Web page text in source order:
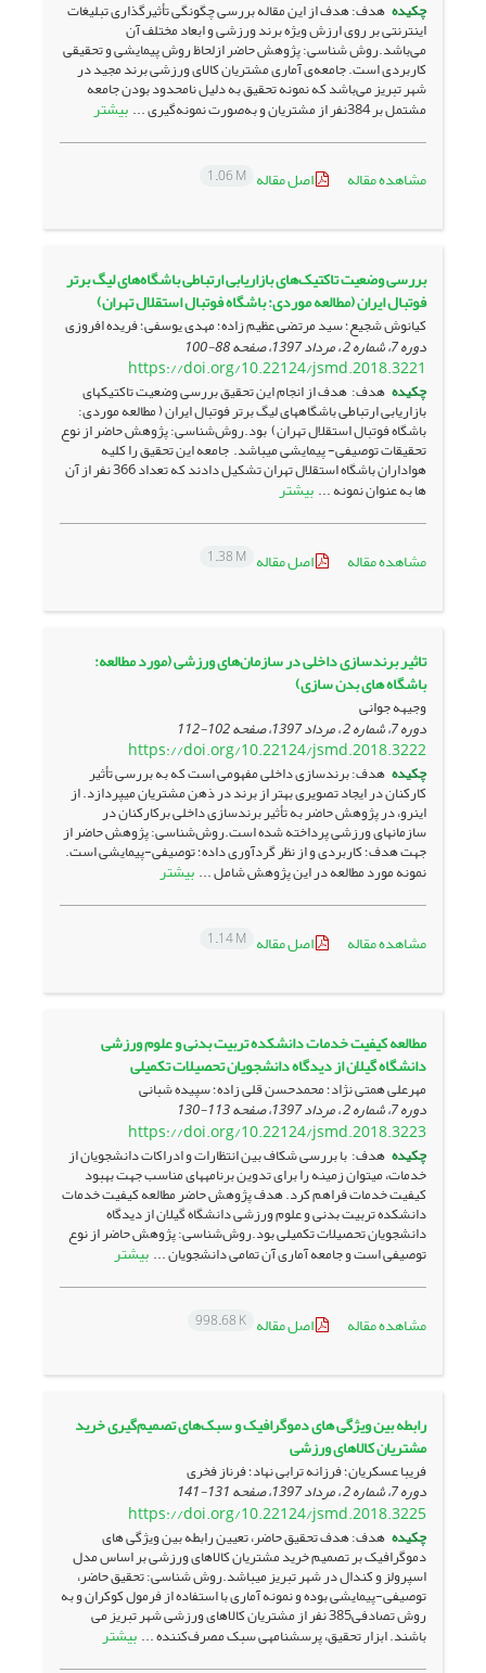
چکیده هدف: هدف از این مقاله بررسی چگونگی تأثیرگذاری تبلیغات
اینترنتی بر روی ارزش ویژه برند ورزشی و ابعاد مختلف آن
می‌باشد.روش شناسی: پژوهش حاضر ازلحاظ روش پیمایشی و تحقیقی
کاربردی است. جامعه‌ی آماری مشتریان کالای ورزشی برند مجید در
شهر تبریز می‌باشد که نمونه تحقیق به دلیل نامحدود بودن جامعه
مشتمل بر 384نفر از مشتریان و به‌صورت نمونه‌گیری ... بیشتر
مشاهده مقاله اصل مقاله 1.06 M
بررسی وضعیت تاکتیک‌های بازاریابی ارتباطی باشگاه‌های لیگ برتر
فوتبال ایران (مطالعه موردی: باشگاه فوتبال استقلال تهران)
کیانوش شجیع؛ سید مرتضی عظیم زاده؛ مهدی یوسفی؛ فریده افروزی
دوره 7، شماره 2 ، مرداد 1397، صفحه 88-100
https://doi.org/10.22124/jsmd.2018.3221
چکیده هدف: هدف از انجام این تحقیق بررسی وضعیت تاکتیک­های
بازاریابی ارتباطی باشگاه­های لیگ برتر فوتبال ایران ( مطالعه موردی:
باشگاه فوتبال استقلال تهران) بود.روش‌شناسی: پژوهش حاضر از نوع
تحقیقات توصیفی- پیمایشی می­باشد. جامعه این تحقیق را کلیه
هواداران باشگاه استقلال تهران تشکیل دادند که تعداد 366 نفر از آن
ها به عنوان نمونه ... بیشتر
مشاهده مقاله اصل مقاله 1.38 M
تاثیر برندسازی داخلی در سازمان‌های ورزشی (مورد مطالعه:
باشگاه های بدن سازی)
وجیهه جوانی
دوره 7، شماره 2 ، مرداد 1397، صفحه 102-112
https://doi.org/10.22124/jsmd.2018.3222
چکیده هدف: برندسازی داخلی مفهومی است که به بررسی تأثیر
کارکنان در ایجاد تصویری بهتر از برند در ذهن مشتریان می­پردازد. از
این­رو، در پژوهش حاضر به تأثیر برندسازی داخلی برکارکنان در
سازمان­های ورزشی پرداخته شده است.روش‌شناسی: پژوهش حاضر از
جهت هدف؛ کاربردی و از نظر گردآوری داده؛ توصیفی-پیمایشی است.
نمونه مورد مطالعه در این پژوهش شامل ... بیشتر
مشاهده مقاله اصل مقاله 1.14 M
مطالعه کیفیت خدمات دانشکده تربیت بدنی و علوم ورزشی
دانشگاه گیلان از دیدگاه دانشجویان تحصیلات تکمیلی
مهرعلی همتی نژاد؛ محمدحسن قلی زاده؛ سپیده شبانی
دوره 7، شماره 2 ، مرداد 1397، صفحه 113-130
https://doi.org/10.22124/jsmd.2018.3223
چکیده هدف: با بررسی شکاف بین انتظارات و ادراکات دانشجویان از
خدمات، می­توان زمینه را برای تدوین برنامه­های مناسب جهت بهبود
کیفیت خدمات فراهم کرد. هدف پژوهش حاضر مطالعه کیفیت خدمات
دانشکده تربیت بدنی و علوم ورزشی دانشگاه گیلان از دیدگاه
دانشجویان تحصیلات تکمیلی بود.روش‌شناسی: پژوهش حاضر از نوع
توصیفی است و جامعه آماری آن تمامی دانشجویان ... بیشتر
مشاهده مقاله اصل مقاله 998.68 K
رابطه بین ویژگی های دموگرافیک و سبک‌های تصمیم‌گیری خرید
مشتریان کالاهای ورزشی
فریبا عسکریان؛ فرزانه ترابی نهاد؛ فرناز فخری
دوره 7، شماره 2 ، مرداد 1397، صفحه 131-141
https://doi.org/10.22124/jsmd.2018.3225
چکیده هدف: هدف تحقیق حاضر، تعیین رابطه بین ویژگی های
دموگرافیک بر تصمیم خرید مشتریان کالاهای ورزشی بر اساس مدل
اسپرولز و کندال در شهر تبریز می­باشد.روش شناسی: تحقیق حاضر،
توصیفی-پیمایشی بوده و نمونه آماری با استفاده از فرمول کوکران و به
روش تصادفی385 نفر از مشتریان کالاهای ورزشی شهر تبریز می
باشند. ابزار تحقیق، پرسشنامه­ی سبک مصرف‌کننده ... بیشتر